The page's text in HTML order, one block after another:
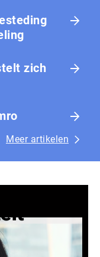
zich
Meer artikelen